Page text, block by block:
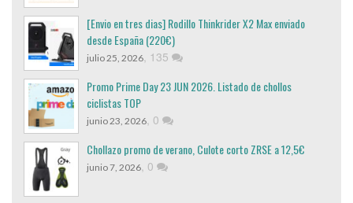
[Envio en tres dias] Rodillo Thinkrider X2 Max enviado
desde España (220€)
julio 25, 2026, 135
Promo Prime Day 23 JUN 2026. Listado de chollos
ciclistas TOP
junio 23, 2026, 0
Chollazo promo de verano, Culote corto ZRSE a 12,5€
junio 7, 2026, 0